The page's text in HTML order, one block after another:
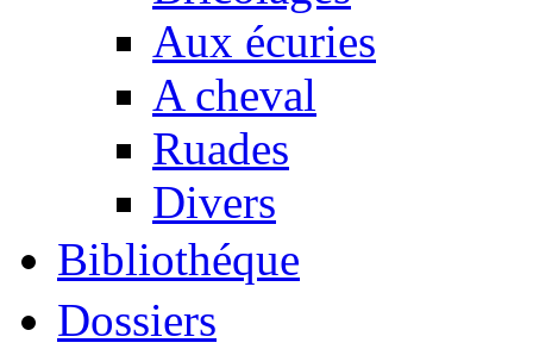
Aux écuries
A cheval
Ruades
Divers
Bibliothéque
Dossiers